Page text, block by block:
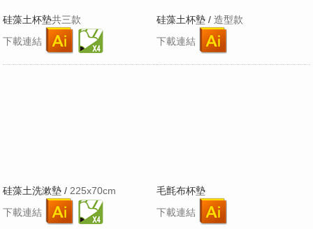
硅藻土杯墊共三款
下載連結
硅藻土杯墊 / 造型款
下載連結
硅藻土洗漱墊 / 225x70cm
下載連結
毛氈布杯墊
下載連結